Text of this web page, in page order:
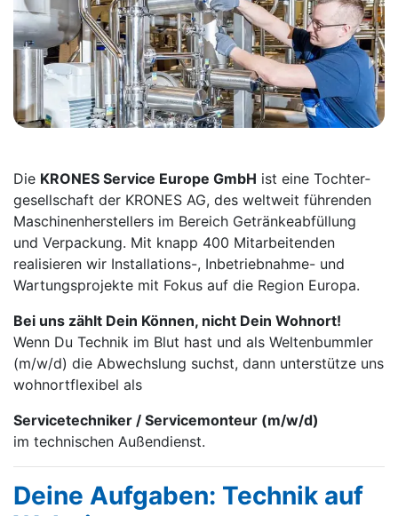
Die KRONES Service Europe GmbH ist eine Tochter­
gesellschaft der KRONES AG, des weltweit führenden
Maschinen­herstellers im Bereich Getränke­abfüllung
und Verpackung. Mit knapp 400 Mitarbei­tenden
realisieren wir Installations-, Inbetrieb­nahme- und
Wartungs­projekte mit Fokus auf die Region Europa.
Bei uns zählt Dein Können, nicht Dein Wohnort!
Wenn Du Technik im Blut hast und als Weltenbummler
(m/w/d) die Abwechslung suchst, dann unterstütze uns
wohnortflexibel als
Servicetechniker / Servicemonteur (m/w/d)
im technischen Außendienst.
Deine Aufgaben: Technik auf